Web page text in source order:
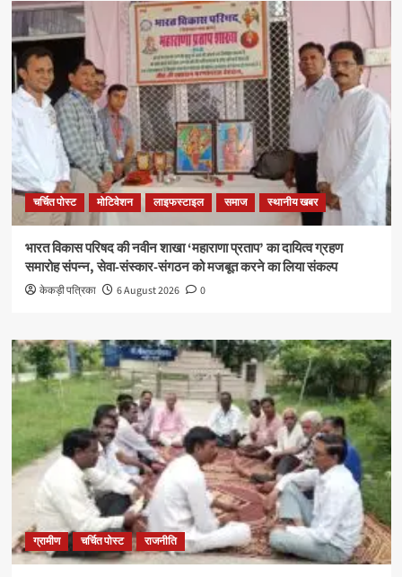
चर्चित पोस्ट मोटिवेशन लाइफस्टाइल समाज स्थानीय खबर
भारत विकास परिषद की नवीन शाखा ‘महाराणा प्रताप’ का दायित्व ग्रहण
समारोह संपन्न, सेवा-संस्कार-संगठन को मजबूत करने का लिया संकल्प
केकड़ी पत्रिका 6 August 2026 0
ग्रामीण चर्चित पोस्ट राजनीति